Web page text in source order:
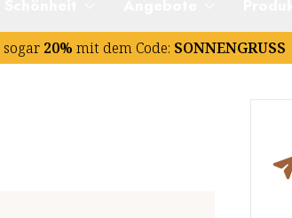
sogar 20% mit dem Code: SONNENGRUSS